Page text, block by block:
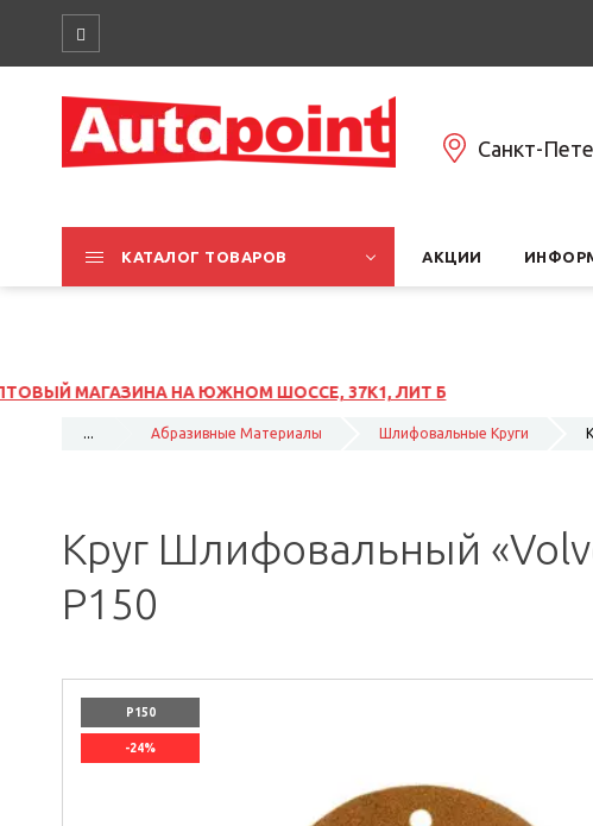
Санкт-
КАТАЛОГ ТОВАРОВ АКЦИИ
ЛИТ Б
... Абразивные Материалы Шлифовальные Круги
Круг Шлифовальный
P150
P150
-24%